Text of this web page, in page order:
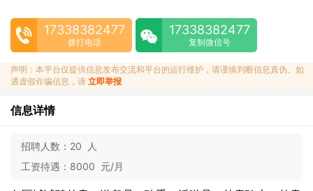
17338382477
拨打电话
17338382477
复制微信号
声明：本平台仅提供信息发布交流和平台的运行维护，请谨慎判断信息真伪。如
遇虚假诈骗信息，请 立即举报
信息详情
招聘人数： 20 人
工资待遇： 8000 元/月